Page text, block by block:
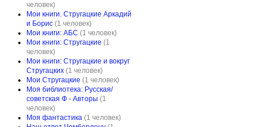
человек)
Мои книги. Стругацкие Аркадий
и Борис (1 человек)
Мои книги: АБС (1 человек)
Мои книги: Стругацкие (1
человек)
Мои книги: Стругацкие и вокруг
Стругацких (1 человек)
Мои Стругацкие (1 человек)
Моя библиотека: Русская/
советская Ф - Авторы (1
человек)
Моя фантастика (1 человек)